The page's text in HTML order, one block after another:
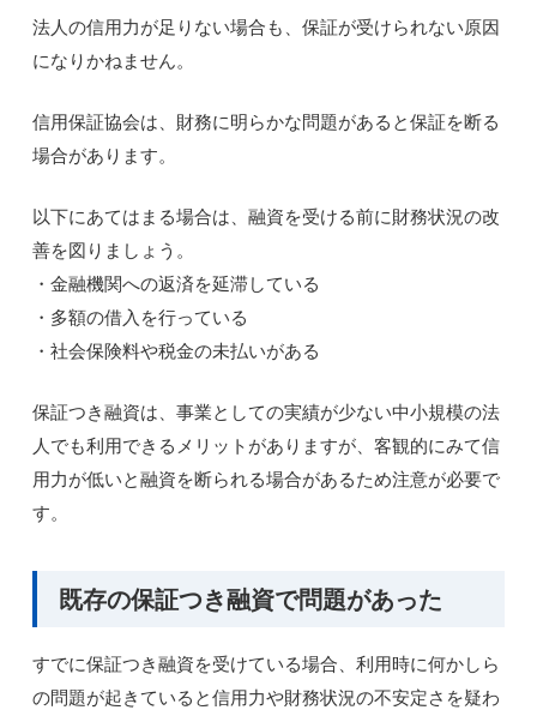
法人の信用力が足りない場合も、保証が受けられない原因
になりかねません。
信用保証協会は、財務に明らかな問題があると保証を断る
場合があります。
以下にあてはまる場合は、融資を受ける前に財務状況の改
善を図りましょう。
・金融機関への返済を延滞している
・多額の借入を行っている
・社会保険料や税金の未払いがある
保証つき融資は、事業としての実績が少ない中小規模の法
人でも利用できるメリットがありますが、客観的にみて信
用力が低いと融資を断られる場合があるため注意が必要で
す。
既存の保証つき融資で問題があった
すでに保証つき融資を受けている場合、利用時に何かしら
の問題が起きていると信用力や財務状況の不安定さを疑わ